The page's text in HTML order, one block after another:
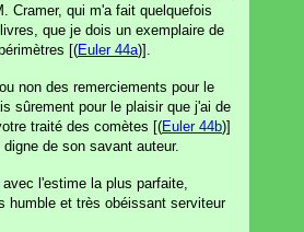
Cramer, qui m'a fait quelquefois
que je dois un exemplaire de
[(Euler 44a)].
non des remerciements pour le
sûrement pour le plaisir que j'ai de
traité des comètes [(Euler 44b)]
de son savant auteur.
l'estime la plus parfaite,
humble et très obéissant serviteur